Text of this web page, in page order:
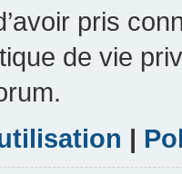
pris
de vie
|